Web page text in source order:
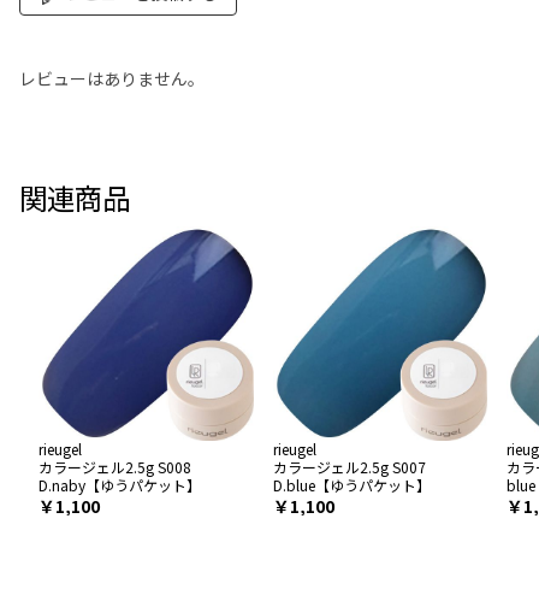
レビューはありません。
関連商品
rieugel
カラージェル2.5g S008
D.naby【ゆうパケット】
￥1,100
rieugel
カラージェル2.5g S007
D.blue【ゆうパケット】
￥1,100
カ
blue
￥